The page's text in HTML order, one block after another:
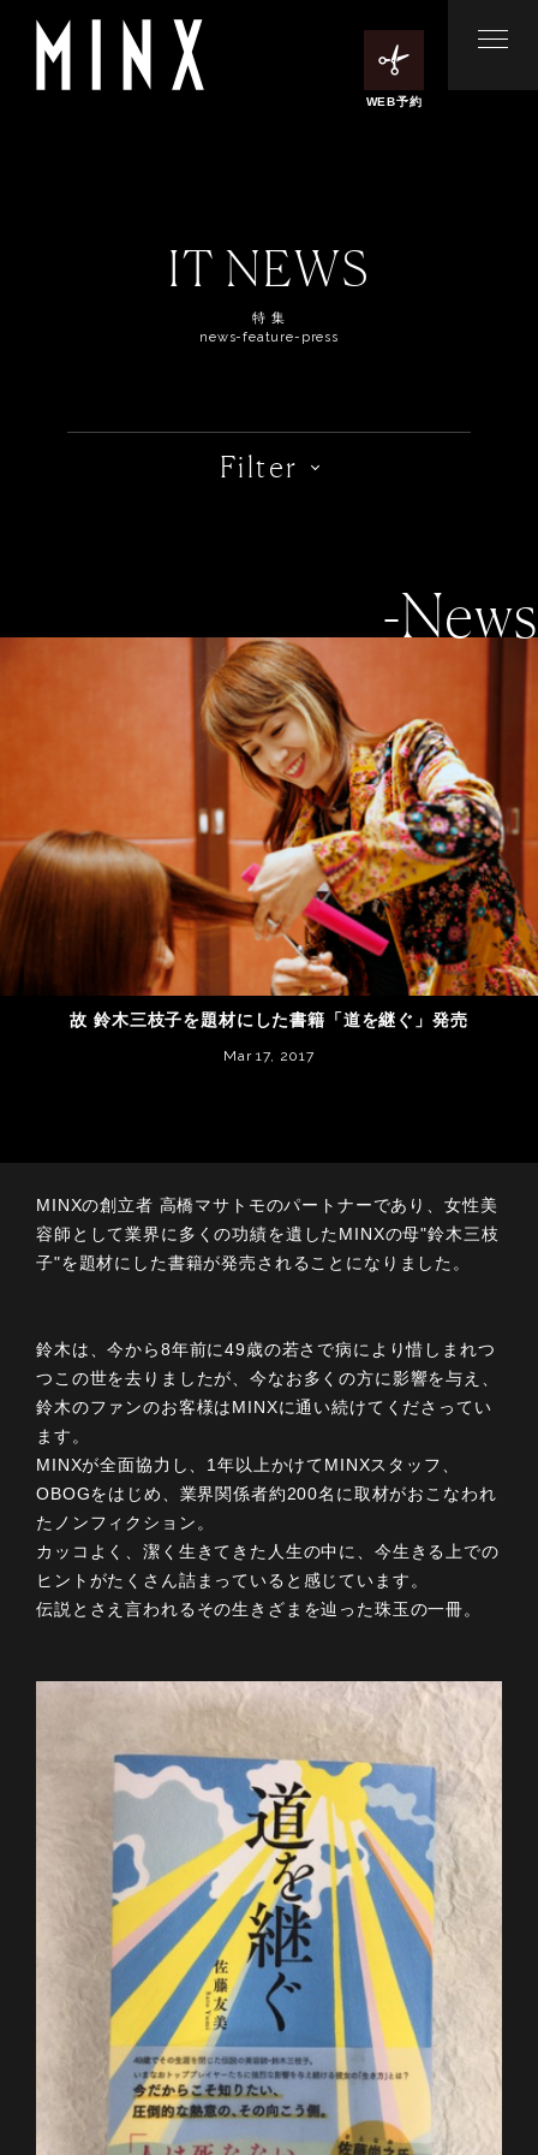
WEB予約
IT NEWS
特 集
news-feature-press
Filter
-News
故 鈴木三枝子を題材にした書籍「道を継ぐ」発売
Mar 17, 2017
MINXの創立者 高橋マサトモのパートナーであり、女性美
容師として業界に多くの功績を遺したMINXの母"鈴木三枝
子"を題材にした書籍が発売されることになりました。
鈴木は、今から8年前に49歳の若さで病により惜しまれつ
つこの世を去りましたが、今なお多くの方に影響を与え、
鈴木のファンのお客様はMINXに通い続けてくださってい
ます。
MINXが全面協力し、1年以上かけてMINXスタッフ、
OBOGをはじめ、業界関係者約200名に取材がおこなわれ
たノンフィクション。
カッコよく、潔く生きてきた人生の中に、今生きる上での
ヒントがたくさん詰まっていると感じています。
伝説とさえ言われるその生きざまを辿った珠玉の一冊。